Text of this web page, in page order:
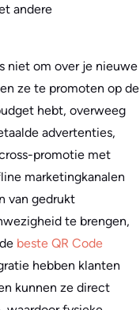
andere
niet om over je nieuwe
ze te promoten op de
hebt, overweeg
advertenties,
promotie met
marketingkanalen
van gedrukt
te brengen,
beste QR Code
hebben klanten
kunnen ze direct